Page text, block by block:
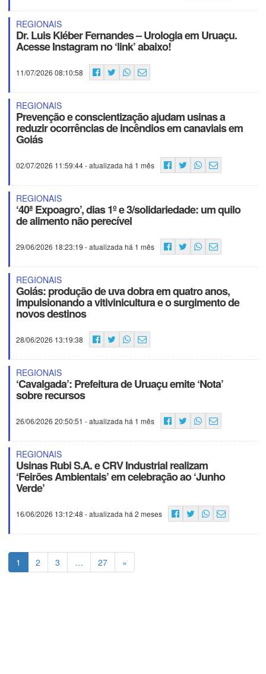
REGIONAIS
Dr. Luis Kléber Fernandes – Urologia em Uruaçu.
Acesse Instagram no ‘link’ abaixo!
11/07/2026 08:10:58
REGIONAIS
Prevenção e conscientização ajudam usinas a
reduzir ocorrências de incêndios em canaviais em
Goiás
02/07/2026 11:59:44- atualizada há 1 mês
REGIONAIS
‘40ª Expoagro’, dias 1º e 3/solidariedade: um quilo
de alimento não perecível
29/06/2026 18:23:19 - atualizada há 1 mês
REGIONAIS
Goiás: produção de uva dobra em quatro anos,
impulsionando a vitivinicultura e o surgimento de
novos destinos
28/06/2026 13:19:38
REGIONAIS
‘Cavalgada’: Prefeitura de Uruaçu emite ‘Nota’
sobre recursos
26/06/2026 20:50:51 - atualizada há 1 mês
REGIONAIS
Usinas Rubi S.A. e CRV Industrial realizam
‘Feirões Ambientais’ em celebração ao ‘Junho
Verde’
16/06/2026 13:12:48 - atualizada há 2 meses
1 2 3 … 27 »